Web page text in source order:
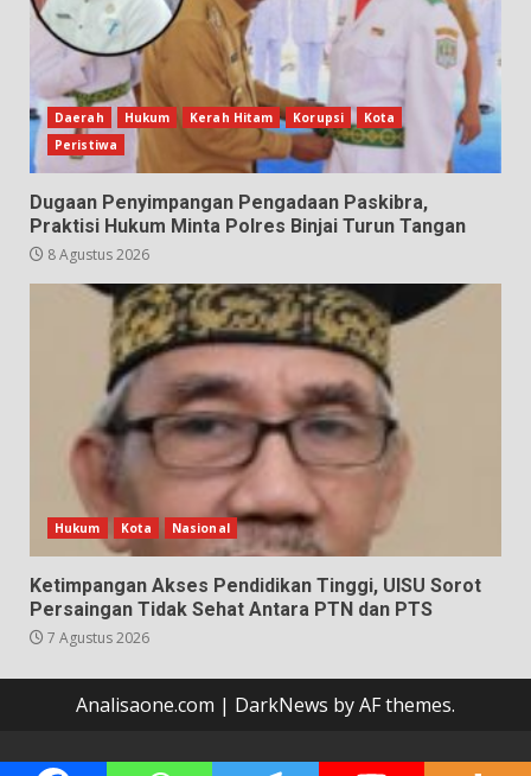
Daerah Hukum Kerah Hitam Korupsi
Kota
Peristiwa
Dugaan Penyimpangan Pengadaan Paskibra,
Praktisi Hukum Minta Polres Binjai Turun Tangan
8 Agustus 2026
Hukum Kota Nasional
Ketimpangan Akses Pendidikan Tinggi, UISU Sorot
Persaingan Tidak Sehat Antara PTN dan PTS
7 Agustus 2026
Analisaone.com | DarkNews by AF themes.